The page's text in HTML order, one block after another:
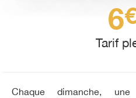
6€
Tarif
Chaque dimanche,